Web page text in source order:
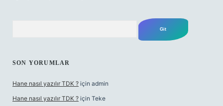
SON YORUMLAR
Hane nasıl yazılır TDK ? için admin
Hane nasıl yazılır TDK ? için Teke